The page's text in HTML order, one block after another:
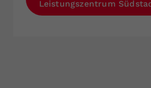
Leistungszentrum